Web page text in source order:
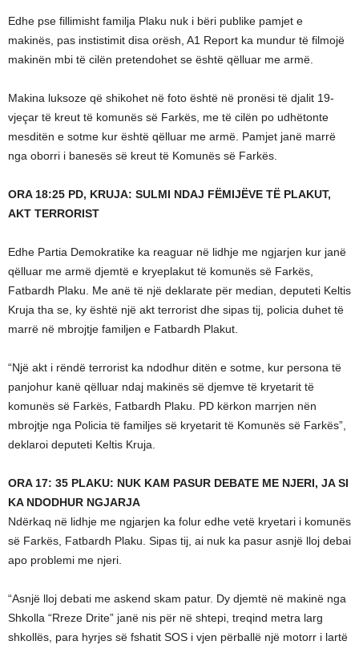
Edhe pse fillimisht familja Plaku nuk i bëri publike pamjet e
makinës, pas instistimit disa orësh, A1 Report ka mundur të filmojë
makinën mbi të cilën pretendohet se është qëlluar me armë.
Makina luksoze që shikohet në foto është në pronësi të djalit 19-
vjeçar të kreut të komunës së Farkës, me të cilën po udhëtonte
mesditën e sotme kur është qëlluar me armë. Pamjet janë marrë
nga oborri i banesës së kreut të Komunës së Farkës.
ORA 18:25 PD, KRUJA: SULMI NDAJ FËMIJËVE TË PLAKUT,
AKT TERRORIST
Edhe Partia Demokratike ka reaguar në lidhje me ngjarjen kur janë
qëlluar me armë djemtë e kryeplakut të komunës së Farkës,
Fatbardh Plaku. Me anë të një deklarate për median, deputeti Keltis
Kruja tha se, ky është një akt terrorist dhe sipas tij, policia duhet të
marrë në mbrojtje familjen e Fatbardh Plakut.
“Një akt i rëndë terrorist ka ndodhur ditën e sotme, kur persona të
panjohur kanë qëlluar ndaj makinës së djemve të kryetarit të
komunës së Farkës, Fatbardh Plaku. PD kërkon marrjen nën
mbrojtje nga Policia të familjes së kryetarit të Komunës së Farkës”,
deklaroi deputeti Keltis Kruja.
ORA 17: 35 PLAKU: NUK KAM PASUR DEBATE ME NJERI, JA SI
KA NDODHUR NGJARJA
Ndërkaq në lidhje me ngjarjen ka folur edhe vetë kryetari i komunës
së Farkës, Fatbardh Plaku. Sipas tij, ai nuk ka pasur asnjë lloj debai
apo problemi me njeri.
“Asnjë lloj debati me askend skam patur. Dy djemtë në makinë nga
Shkolla “Rreze Drite” janë nis për në shtepi, treqind metra larg
shkollës, para hyrjes së fshatit SOS i vjen përballë një motorr i lartë